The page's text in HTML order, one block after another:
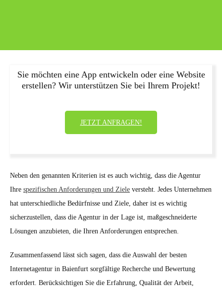
Sie möchten eine App entwickeln oder eine Website
erstellen? Wir unterstützen Sie bei Ihrem Projekt!
JETZT ANFRAGEN!
Neben den genannten Kriterien ist es auch wichtig, dass die Agentur
Ihre spezifischen Anforderungen und Ziele versteht. Jedes Unternehmen
hat unterschiedliche Bedürfnisse und Ziele, daher ist es wichtig
sicherzustellen, dass die Agentur in der Lage ist, maßgeschneiderte
Lösungen anzubieten, die Ihren Anforderungen entsprechen.
Zusammenfassend lässt sich sagen, dass die Auswahl der besten
Internetagentur in Baienfurt sorgfältige Recherche und Bewertung
erfordert. Berücksichtigen Sie die Erfahrung, Qualität der Arbeit,